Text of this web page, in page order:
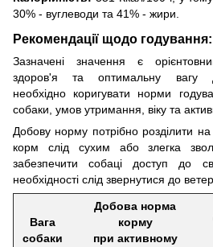
30% - вуглеводи та 41% - жири.
Рекомендації щодо годування:
Зазначені значення є
здоров'я та оптимальну вагу
необхідно коригувати норми
собаки, умов утримання, віку та
Добову норму потрібно розділити
корм слід сухим або злегка
забезпечити собаці доступ до
необхідності слід звернутися до
Вага
собаки
Добова норма
корму
при активному